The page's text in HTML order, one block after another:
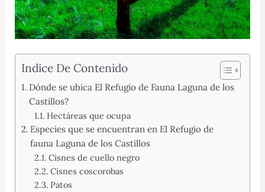
Indice De Contenido
Dónde se ubica El Refugio de Fauna Laguna de los
Castillos?
Hectáreas que ocupa
Especies que se encuentran en El Refugio de
fauna Laguna de los Castillos
Cisnes de cuello negro
Cisnes coscorobas
Patos